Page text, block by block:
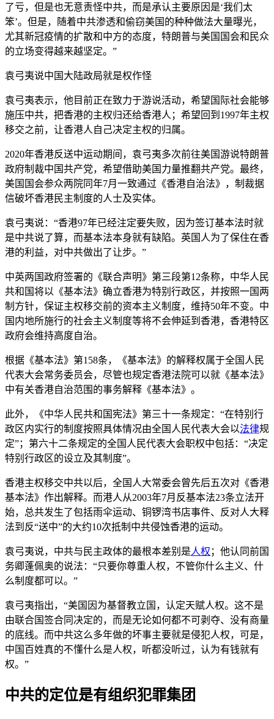
了亏，但是也无意责怪中共，而是承认主要原因是‘我们太
笨’。但是，随着中共渗透和偷窃美国的种种做法大量曝光，
尤其新冠疫情的扩散和中方的态度，特朗普与美国国会和民众
的立场变得越来越坚定。”
袁弓夷说中国大陆政局就是权作怪
袁弓夷表示，他目前正在致力于游说活动，希望国际社会能够
施压中共，把香港的主权归还给香港人；希望回到1997年主权
移交之前，让香港人自己决定主权的归属。
2020年香港反送中运动期间，袁弓夷多次前往美国游说特朗普
政府制裁中国共产党，希望借助美国力量推翻共产党。最终，
美国国会参众两院同年7月一致通过《香港自治法》，制裁据
信破坏香港民主制度的人士及实体。
袁弓夷说：“香港97年已经注定要失败，因为签订基本法时就
是中共说了算，而基本法本身就有缺陷。英国人为了保住在香
港的利益，对中共做出了让步。”
中英两国政府签署的《联合声明》第三段第12条称，中华人民
共和国将以《基本法》确立香港为特别行政区，并按照一国两
制方针，保证主权移交前的资本主义制度，维持50年不变。中
国内地所施行的社会主义制度等将不会伸延到香港，香港特区
政府会维持高度自治。
根据《基本法》第158条，《基本法》的解释权属于全国人民
代表大会常务委员会，尽管也规定香港法院可以就《基本法》
中有关香港自治范围的事务解释《基本法》。
此外，《中华人民共和国宪法》第三十一条规定：“在特别行
政区内实行的制度按照具体情况由全国人民代表大会以法律规
定”；第六十二条规定的全国人民代表大会职权中包括：“决定
特别行政区的设立及其制度”。
香港主权移交中共以后，全国人大常委会曾先后五次对《香港
基本法》作出解释。而港人从2003年7月反基本法23条立法开
始，总共发生了包括雨伞运动、铜锣湾书店事件、反对人大释
法到反“送中”的大约10次抵制中共侵蚀香港的运动。
袁弓夷说，中共与民主政体的最根本差别是人权 ；他认同前国
务卿蓬佩奥的说法：“只要你尊重人权，不管你什么主义、什
么制度都可以。”
袁弓夷指出，“美国因为基督教立国，认定天赋人权。这不是
由联合国签合同决定的，而是无论如何都不可剥夺、没有商量
的底线。而中共这么多年做的坏事主要就是侵犯人权，可是，
中国百姓真的不懂什么是人权，听都没听过，认为有钱就有
权。”
中共的定位是有组织犯罪集团